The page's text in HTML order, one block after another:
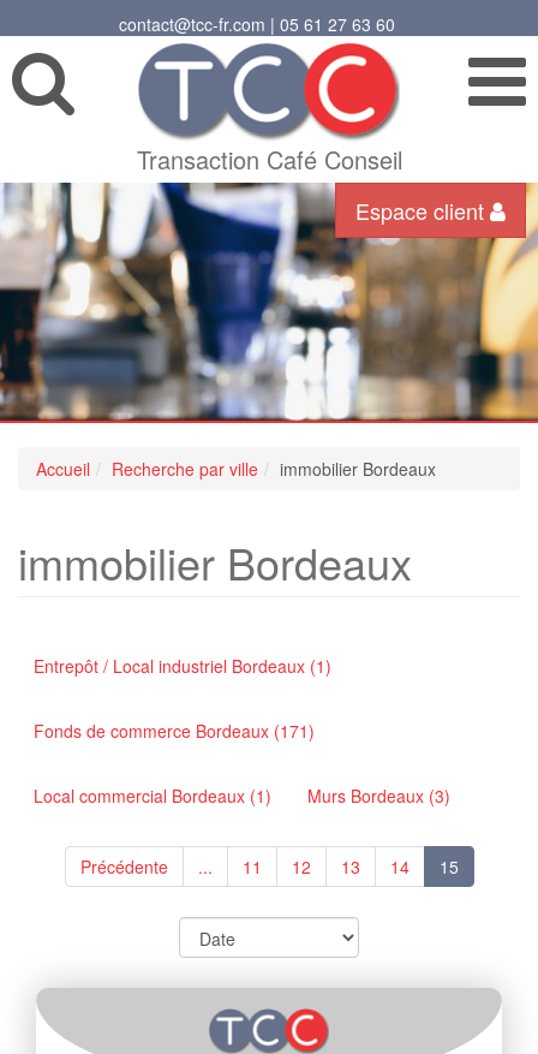
contact@tcc-fr.com | 05 61 27 63 60
Transaction Café Conseil
Espace client
Accueil Recherche par ville immobilier Bordeaux
immobilier Bordeaux
Entrepôt / Local industriel Bordeaux (1)
Fonds de commerce Bordeaux (171)
Local commercial Bordeaux (1) Murs Bordeaux (3)
Précédente ... 11 12 13 14 15